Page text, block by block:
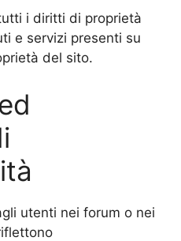
i diritti di proprietà
e servizi presenti su
del sito.
utenti nei forum o nei